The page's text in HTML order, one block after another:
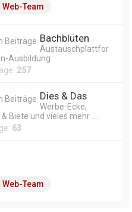
Web-Team
Bachblüten
Austauschplattfor
Ausbildung
257
Dies & Das
Werbe-Ecke,
Biete und vieles mehr ....
63
Web-Team